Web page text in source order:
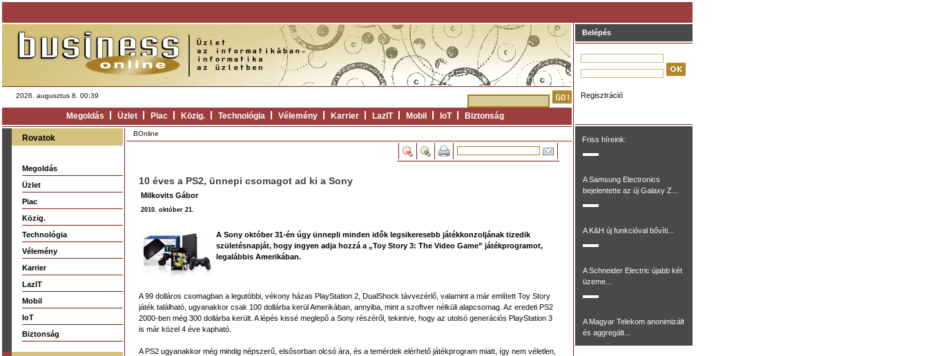
2026. augusztus 8. 00:39
Megoldás Üzlet Piac Közig. Technológia Vélemény Karrier LazIT Mobil IoT Biztonság
Rovatok
Megoldás
Üzlet
Piac
Közig.
Technológia
Vélemény
Karrier
LazIT
Mobil
IoT
Biztonság
BOnline
10 éves a PS2, ünnepi csomagot ad ki a Sony
Milkovits Gábor
2010. október 21.
A Sony október 31-én úgy ünnepli minden idők legsikeresebb játékkonzoljának tizedik
születésnapját, hogy ingyen adja hozzá a „Toy Story 3: The Video Game” játékprogramot,
legalábbis Amerikában.
A 99 dolláros csomagban a legutóbbi, vékony házas PlayStation 2, DualShock távvezérlő, valamint a már említett Toy Story
játék található, ugyanakkor csak 100 dollárba kerül Amerikában, annyiba, mint a szoftver nélküli alapcsomag. Az eredeti PS2
2000-ben még 300 dollárba került. A lépés kissé meglepő a Sony részéről, tekintve, hogy az utolsó generációs PlayStation 3
is már közel 4 éve kapható.
A PS2 ugyanakkor még mindig népszerű, elsősorban olcsó ára, és a temérdek elérhető játékprogram miatt, így nem véletlen,
Belépés
Regisztráció
Friss híreink:
A Samsung Electronics
bejelentette az új Galaxy Z...
A K&H új funkcióval bővíti...
A Schneider Electric újabb két
üzeme...
A Magyar Telekom anonimizált
és aggregált...